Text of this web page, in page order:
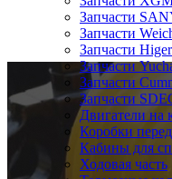
Запчасти
Запчасти
Запчасти Higer
Запчасти
Запчасти
Запчасти
Двигатели на
Коробки
Кабины для
Ходовая часть